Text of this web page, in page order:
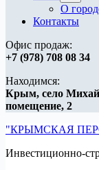
О
Контакты
Офис продаж:
+7 (978) 708 08 34
Находимся:
Крым, ​ село
помещение, 2
"КРЫМСКАЯ
Инвестиционно-